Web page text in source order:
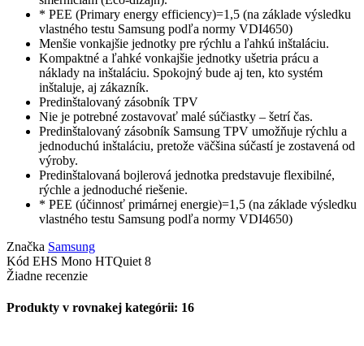
* PEE (Primary energy efficiency)=1,5 (na základe výsledku
vlastného testu Samsung podľa normy VDI4650)
Menšie vonkajšie jednotky pre rýchlu a ľahkú inštaláciu.
Kompaktné a ľahké vonkajšie jednotky ušetria prácu a
náklady na inštaláciu. Spokojný bude aj ten, kto systém
inštaluje, aj zákazník.
Predinštalovaný zásobník TPV
Nie je potrebné zostavovať malé súčiastky – šetrí čas.
Predinštalovaný zásobník Samsung TPV umožňuje rýchlu a
jednoduchú inštaláciu, pretože väčšina súčastí je zostavená od
výroby.
Predinštalovaná bojlerová jednotka predstavuje flexibilné,
rýchle a jednoduché riešenie.
* PEE (účinnosť primárnej energie)=1,5 (na základe výsledku
vlastného testu Samsung podľa normy VDI4650)
Značka Samsung
Kód EHS Mono HTQuiet 8
Žiadne recenzie
Produkty v rovnakej kategórii: 16